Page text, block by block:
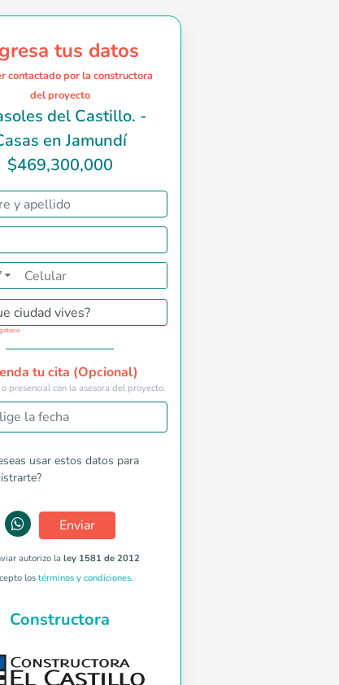
en el retorno al sur de Cali. Es un proyecto
tus datos
contactado por la constructora
del proyecto
del Castillo. -
en Jamundí
$469,300,000
▼
ciudad vives?
tu cita (Opcional)
presencial con la asesora del proyecto.
la fecha
usar estos datos para
Enviar
autorizo la ley 1581 de 2012
los términos y condiciones.
Constructora